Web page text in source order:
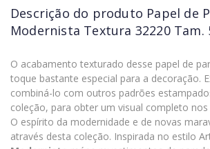
Descrição do produto Papel de
Modernista Textura 32220 Tam.
O acabamento texturado desse papel de
toque bastante especial para a decoração.
combiná-lo com outros padrões
coleção, para obter um visual completo nos
O espírito da modernidade e de novas
através desta coleção. Inspirada no estilo